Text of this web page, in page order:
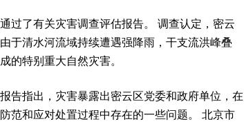
过了有关灾害调查评估报告。 调查认定，密云
于清水河流域持续遭遇强降雨，干支流洪峰叠
的特别重大自然灾害。
报告指出，灾害暴露出密云区党委和政府单位，在
防范和应对处置过程中存在的一些问题。 北京市